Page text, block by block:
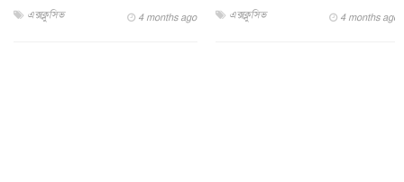
এক্সক্লুসিভ 4 months ago এক্সক্লুসিভ 4 months ago